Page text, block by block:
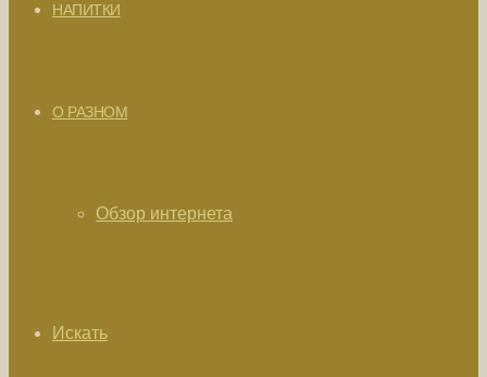
НАПИТКИ
О РАЗНОМ
Обзор интернета
Искать